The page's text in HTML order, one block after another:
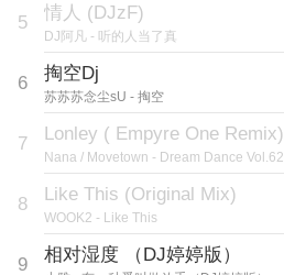
5 情人 (DJzF)
DJ阿凡 - 听的人当了真
6 掏空Dj
苏苏苏念尘sU - 掏空
7 Lonley ( Empyre One Remix)
Nana / Movetown - Dream Dance Vol.62
8 Like This (Original Mix)
WOOK2 - Like This
9 相对湿度 （DJ婷婷版）